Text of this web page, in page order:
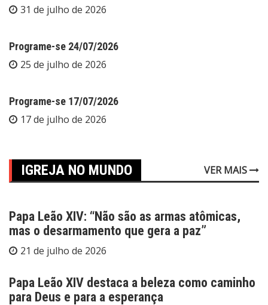
31 de julho de 2026
Programe-se 24/07/2026
25 de julho de 2026
Programe-se 17/07/2026
17 de julho de 2026
IGREJA NO MUNDO VER MAIS
Papa Leão XIV: “Não são as armas atômicas,
mas o desarmamento que gera a paz”
21 de julho de 2026
Papa Leão XIV destaca a beleza como caminho
para Deus e para a esperança